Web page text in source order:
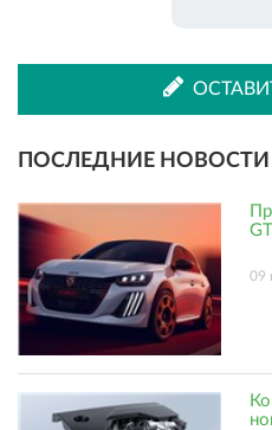
ПОСЛЕДНИЕ НОВОСТИ
09